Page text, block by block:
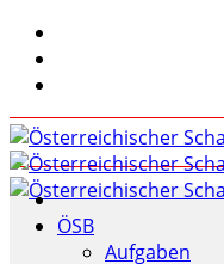
ÖSB
Aufgaben